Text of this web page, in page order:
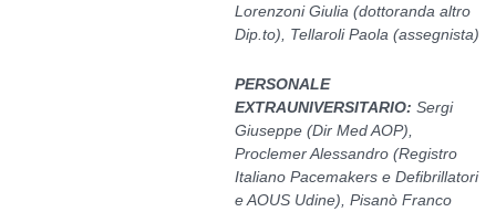
Lorenzoni Giulia (dottoranda altro
Dip.to), Tellaroli Paola (assegnista)
PERSONALE
EXTRAUNIVERSITARIO: Sergi
Giuseppe (Dir Med AOP),
Proclemer Alessandro (Registro
Italiano Pacemakers e Defibrillatori
e AOUS Udine), Pisanò Franco